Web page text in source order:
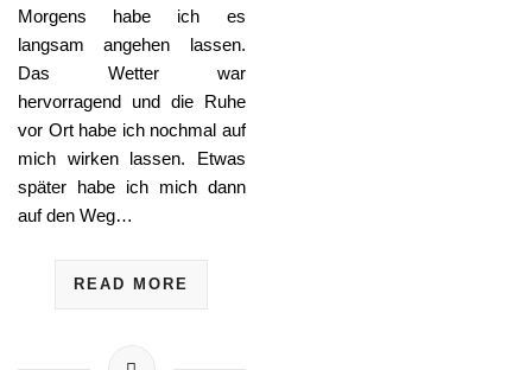
Morgens habe ich es
langsam angehen lassen.
Das Wetter war
hervorragend und die Ruhe
vor Ort habe ich nochmal auf
mich wirken lassen. Etwas
später habe ich mich dann
auf den Weg…
READ MORE